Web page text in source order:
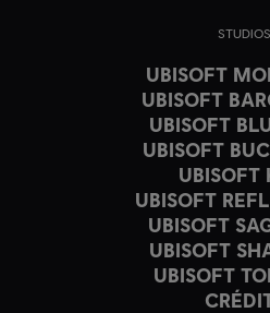
STUDIOS
UBISOFT
UBISOFT
UBISOFT
UBISOFT
UBISOFT
UBISOFT
UBISOFT
UBISOFT
UBISOFT